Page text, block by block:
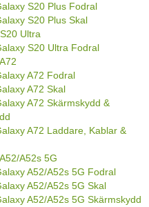
S20 Plus Fodral
S20 Plus Skal
Ultra
S20 Ultra Fodral
A72 Fodral
A72 Skal
A72 Skärmskydd &
A72 Laddare, Kablar &
A52s 5G
A52/A52s 5G Fodral
A52/A52s 5G Skal
A52/A52s 5G Skärmskydd